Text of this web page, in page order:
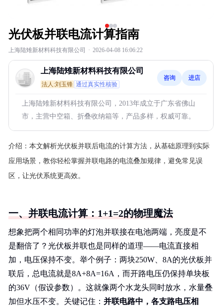
光伏板并联电流计算指南
上海陆雉新材料科技有限公司 · 2026-04-08 16:06:22
上海陆雉新材料科技有限公司
法人:刘玉锋 通过真实性核验
咨询 进店
上海陆雉新材料科技有限公司，2013年成立于广东省佛山
市，主营中空箱、折叠收纳箱等，产品多样，权威可靠。
介绍： 本文解析光伏板并联后电流的计算方法，从基础原理到实际
应用场景，教你轻松掌握并联电路的电流叠加规律，避免常见误
区，让光伏系统更高效。
一、并联电流计算：1+1=2的物理魔法
想象把两个相同功率的灯泡并联接在电池两端，亮度是不
是翻倍了？光伏板并联也是同样的道理——电流直接相
加，电压保持不变。举个例子：两块250W、8A的光伏板并
联后，总电流就是8A+8A=16A，而开路电压仍保持单块板
的36V（假设参数）。这就像两个水龙头同时放水，水量叠
加但水压不变。关键记住： 并联电路中，各支路电压相